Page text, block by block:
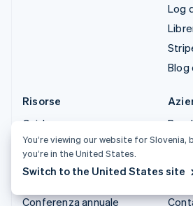
Log
Blog
Risorse
Guide
Storie dei clienti
Blog
Conferenza annuale
You’re viewing our website for
you’re in the United States.
Switch to the United States site